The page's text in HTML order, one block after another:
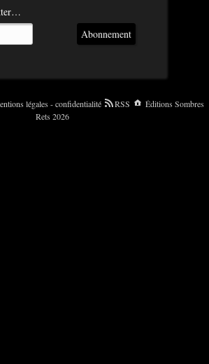
Abonnement
légales - confidentialité RSS
Éditions Sombres
Rets 2026